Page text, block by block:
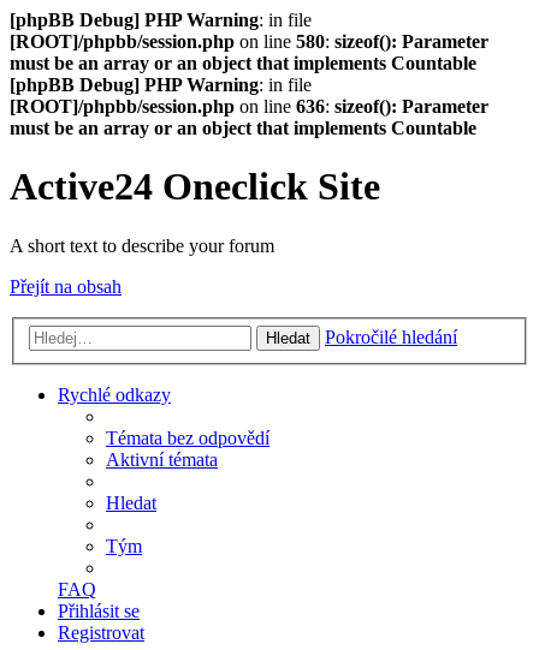
[phpBB Debug] PHP Warning: in file
[ROOT]/phpbb/session.php on line 580: sizeof(): Parameter
must be an array or an object that implements Countable
[phpBB Debug] PHP Warning: in file
[ROOT]/phpbb/session.php on line 636: sizeof(): Parameter
must be an array or an object that implements Countable
Active24 Oneclick Site
A short text to describe your forum
Přejít na obsah
Hledat Pokročilé hledání
Rychlé odkazy
Témata bez odpovědí
Aktivní témata
Hledat
Tým
FAQ
Přihlásit se
Registrovat